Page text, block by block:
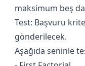
maksimum beş
Test: Başvuru
gönderilecek.
Aşağıda seninle